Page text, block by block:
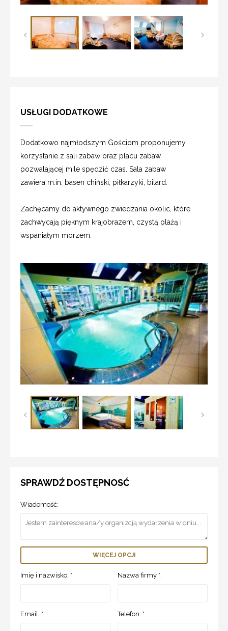
USŁUGI DODATKOWE
Dodatkowo najmłodszym Gościom proponujemy
korzystanie z sali zabaw oraz placu zabaw
pozwalającej mile spędzić czas. Sala zabaw
zawiera m.in. basen chiński, piłkarzyki, bilard.
Zachęcamy do aktywnego zwiedzania okolic, które
zachwycają pięknym krajobrazem, czystą plażą i
wspaniałym morzem.
SPRAWDŹ DOSTĘPNOSĆ
Wiadomość:
WIĘCEJ OPCJI
Imię i nazwisko: * Nazwa firmy *:
Email: * Telefon: *